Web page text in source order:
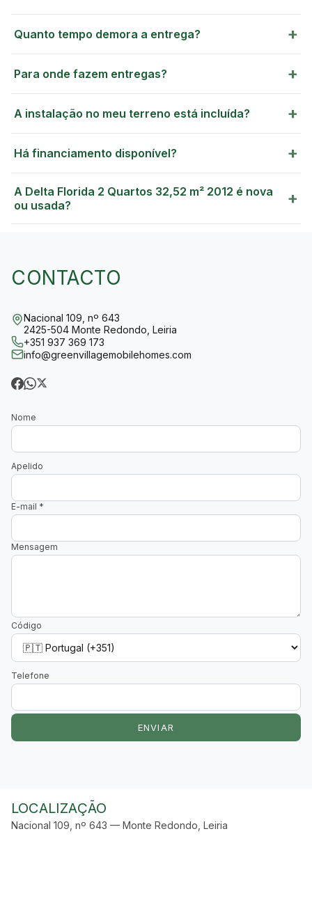
Quanto tempo demora a entrega? +
Para onde fazem entregas? +
A instalação no meu terreno está incluída? +
Há financiamento disponível? +
A Delta Florida 2 Quartos 32,52 m² 2012 é nova
ou usada?
+
CONTACTO
Nacional 109, nº 643
2425-504 Monte Redondo, Leiria
+351 937 369 173
info@greenvillagemobilehomes.com
Nome
Apelido
E-mail *
Mensagem
Código
Telefone
ENVIAR
LOCALIZAÇÃO
Nacional 109, nº 643 — Monte Redondo, Leiria